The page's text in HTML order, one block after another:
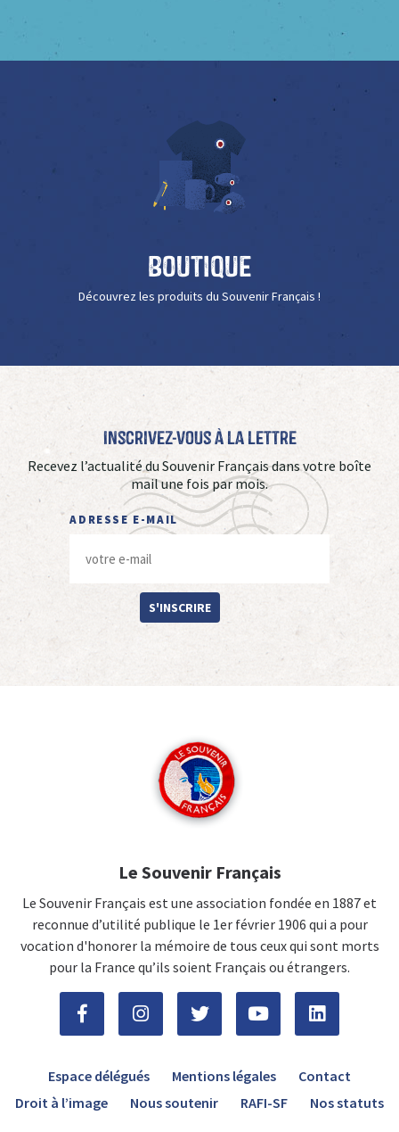
Boutique
Découvrez les produits du Souvenir Français !
Inscrivez-vous à La Lettre
Recevez l’actualité du Souvenir Français dans votre boîte
mail une fois par mois.
ADRESSE E-MAIL
S'INSCRIRE
Le Souvenir Français
Le Souvenir Français est une association fondée en 1887 et
reconnue d’utilité publique le 1er février 1906 qui a pour
vocation d'honorer la mémoire de tous ceux qui sont morts
pour la France qu’ils soient Français ou étrangers.
Espace délégués Mentions légales
Contact
Droit à l’image
Nous soutenir RAFI-SF Nos statuts